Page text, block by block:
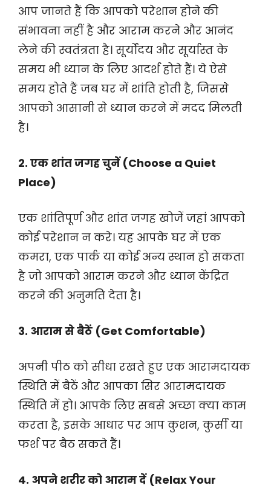
आप जानते हैं कि आपको परेशान होने की
संभावना नहीं है और आराम करने और आनंद
लेने की स्वतंत्रता है। सूर्योदय और सूर्यास्त के
समय भी ध्यान के लिए आदर्श होते हैं। ये ऐसे
समय होते हैं जब घर में शांति होती है, जिससे
आपको आसानी से ध्यान करने में मदद मिलती
है।
2. एक शांत जगह चुनें (Choose a Quiet
Place)
एक शांतिपूर्ण और शांत जगह खोजें जहां आपको
कोई परेशान न करे। यह आपके घर में एक
कमरा, एक पार्क या कोई अन्य स्थान हो सकता
है जो आपको आराम करने और ध्यान केंद्रित
करने की अनुमति देता है।
3. आराम से बैठें (Get Comfortable)
अपनी पीठ को सीधा रखते हुए एक आरामदायक
स्थिति में बैठें और आपका सिर आरामदायक
स्थिति में हो। आपके लिए सबसे अच्छा क्या काम
करता है, इसके आधार पर आप कुशन, कुर्सी या
फर्श पर बैठ सकते हैं।
4. अपने शरीर को आराम दें (Relax Your